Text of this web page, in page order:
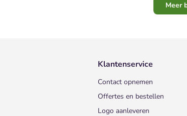
Meer
Klantenservice
Contact opnemen
Offertes en bestellen
Logo aanleveren